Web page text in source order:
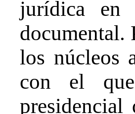
jurídica en
documental.
los núcleos
con el